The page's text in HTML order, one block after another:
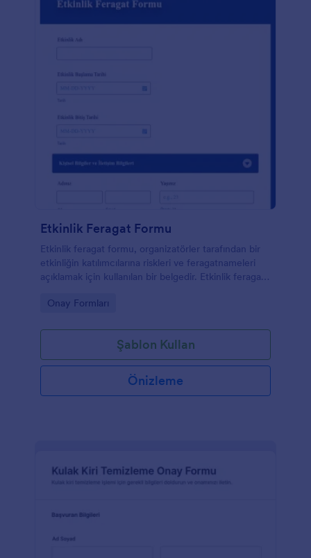
Kodlamaya gerektirmez!
Etkinlik Feragat Formu
Etkinlik feragat formu, organizatörler tarafından bir
etkinliğin katılımcılarına riskleri ve feragatnameleri
açıklamak için kullanılan bir belgedir. Etkinlik feragat
Katılımcılarınızın onayını almak için Etkinlik Feragat
sorunsuz geçmesini sağlayın. Formu etkinliğinizin
ihtiyaçlarına göre özelleştirdiğiniz zaman hazırsınız
demektir.Bu Etkinlik Feragat Formu şablonu
özelleştirilebilir ve çok çeşitli amaçlar için
kullanılabilir; şirket etkinlikleri, yardım etkinlikleri,
Go to Category:
Onay Formları
Şablon Kullan
Önizleme